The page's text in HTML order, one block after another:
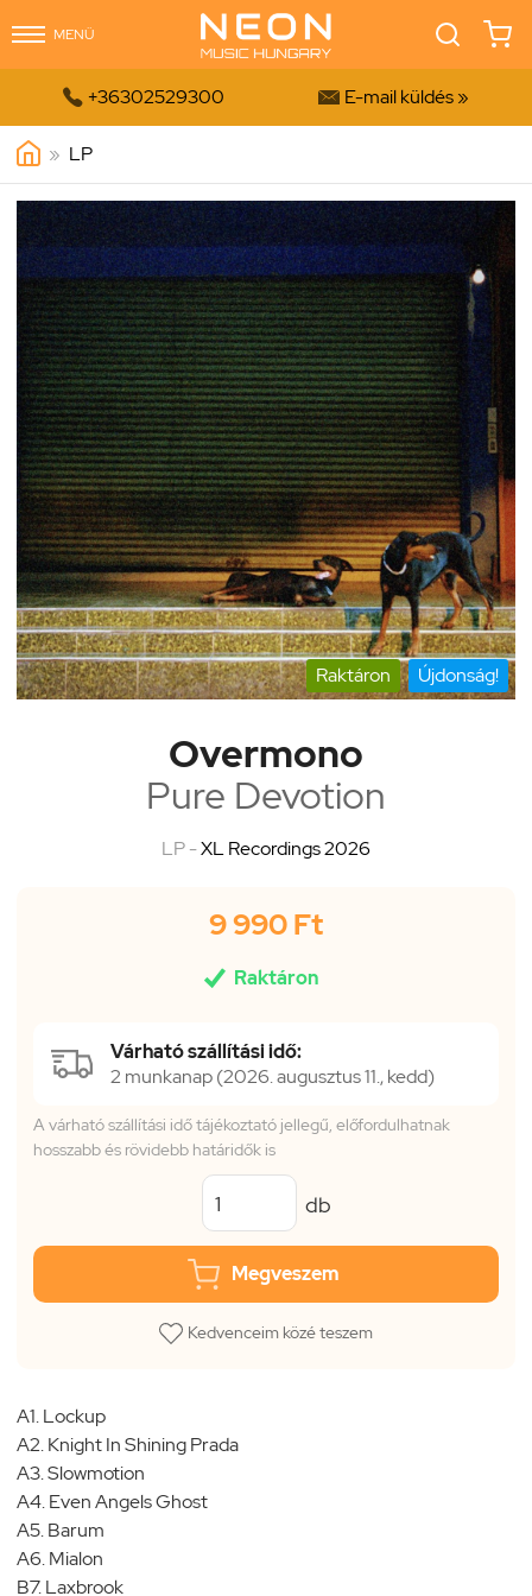
MENÜ
 +36302529300  E-mail küldés »
» LP
Raktáron Újdonság!
Overmono
Pure Devotion
LP -XL Recordings 2026
9 990 Ft
 Raktáron
Várható szállítási idő:
2 munkanap (2026. augusztus 11., kedd)
A várható szállítási idő tájékoztató jellegű, előfordulhatnak
hosszabb és rövidebb határidők is
db
Megveszem
Kedvenceim közé teszem
A1. Lockup
A2. Knight In Shining Prada
A3. Slowmotion
A4. Even Angels Ghost
A5. Barum
A6. Mialon
B7. Laxbrook